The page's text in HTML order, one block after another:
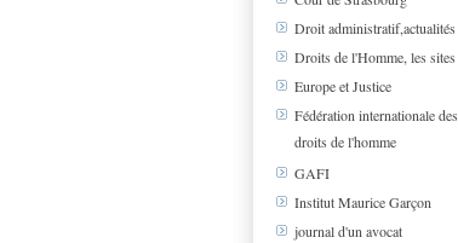
Droit administratif,actualités
Droits de l'Homme, les sites
Europe et Justice
Fédération internationale des
droits de l'homme
GAFI
Institut Maurice Garçon
journal d'un avocat